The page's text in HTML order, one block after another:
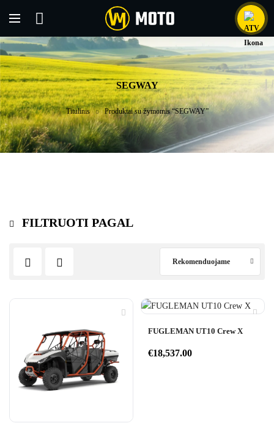
SEGWAY
Titulinis Produktai su žymomis “SEGWAY”
FILTRUOTI PAGAL
Rekomenduojame
FUGLEMAN UT10 Crew X
€18,537.00